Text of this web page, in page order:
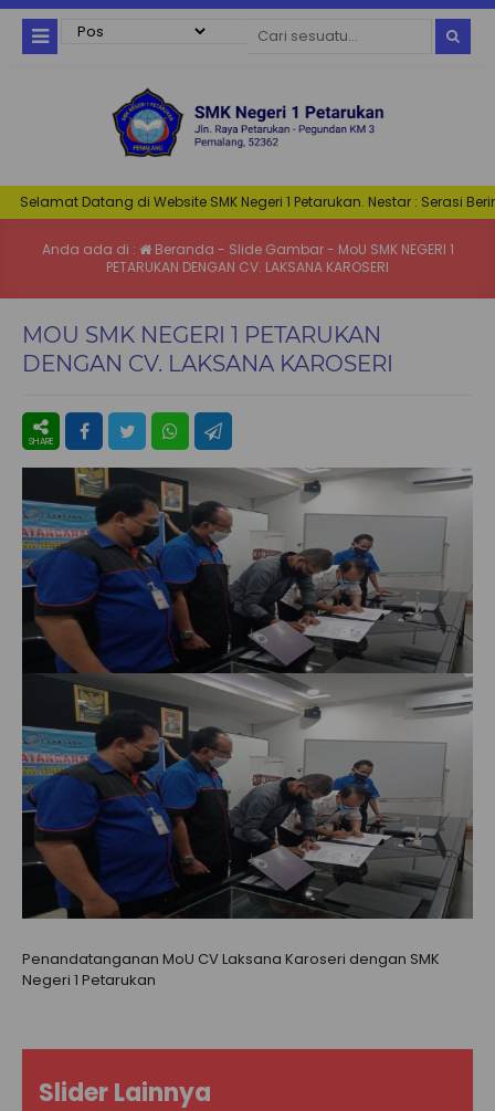
Selamat Datang di Website SMK Negeri 1 Petarukan. Nestar : Serasi
Anda ada di : Beranda - Slide Gambar- MoU SMK NEGERI 1
PETARUKAN DENGAN CV. LAKSANA KAROSERI
MOU SMK NEGERI 1 PETARUKAN
DENGAN CV. LAKSANA KAROSERI
Penandatanganan MoU CV Laksana Karoseri dengan SMK
Negeri 1 Petarukan
Slider Lainnya